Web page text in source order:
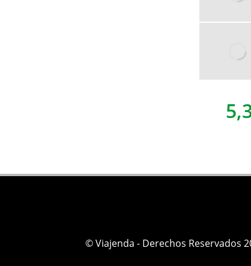
© Viajenda - Derechos Reservados